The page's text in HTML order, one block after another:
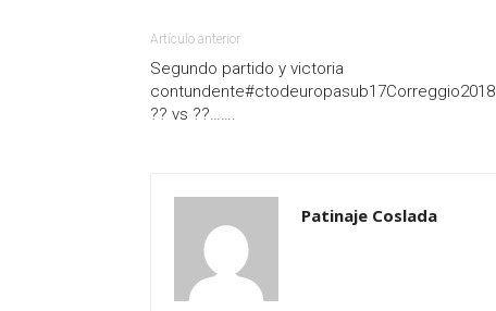
Artículo anterior
Segundo partido y victoria
contundente#ctodeuropasub17Correggio2018
?? vs ??…….
Patinaje Coslada